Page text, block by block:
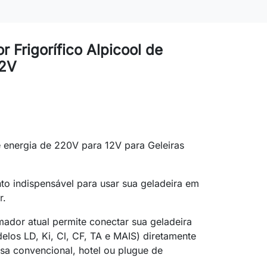
Frigorífico Alpicool de
de 220V para 12V para Geleiras
indispensável para usar sua geladeira em
atual permite conectar sua geladeira
LD, Ki, Cl, CF, TA e MAIS) diretamente
convencional, hotel ou plugue de